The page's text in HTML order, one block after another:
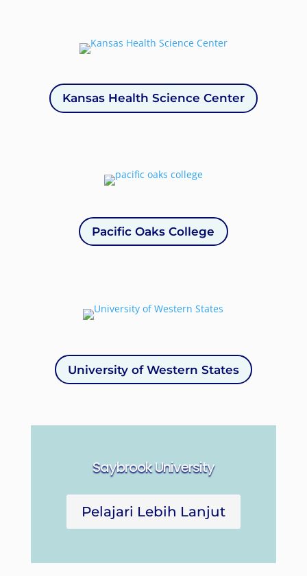
Kansas Health Science Center
Pacific Oaks College
University of Western States
Saybrook University
Pelajari Lebih Lanjut